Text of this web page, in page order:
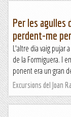
Per les agulles
perdent-me
L'altre dia vaig pujar
de la Formiguera. I
ponent era un gran
Excursions del Joan